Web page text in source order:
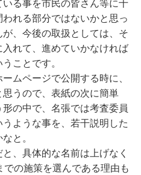
事を市民の皆さん等に十
れる部分ではないかと思っ
、今後の取扱としては、そ
れて、進めていかなければ
ことです。
ページで公開する時に、
うので、表紙の次に簡単
の中で、名張では考査委員
ような事を、若干説明した
と。
、具体的な名前は上げなく
の施策を選んである理由も